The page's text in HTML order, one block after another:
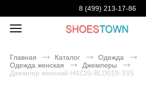
8 (499) 213-17-86
Главная Каталог
Одежда
Одежда женская
Джемперы
Джемпер женский H4Z20-BLD019-33S